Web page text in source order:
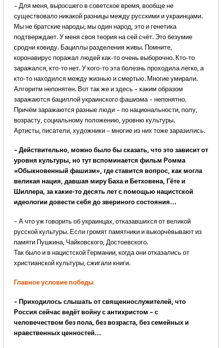
– Для меня, выросшего в советское время, вообще не
существовало никакой разницы между русскими и украинцами.
Мы не братские народы, мы один народ, это и генетика
подтверждает. У меня своя теория на сей счёт. Это безумие
сродни ковиду. Бациллы разделения живы. Помните,
коронавирус поражал людей как-то очень выборочно. Кто-то
заражался, кто-то нет. У кого-то эта болезнь проходила легко, а
кто-то находился между жизнью и смертью. Многие умирали.
Алгоритм непонятен. Вот так же и здесь – каким образом
заражаются бациллой украинского фашизма – непонятно.
Причём заражаются разные люди – по национальности, полу,
возрасту, социальному положению, уровню культуры.
Артисты, писатели, художники – многие из них тоже заразились.
– Действительно, можно было бы сказать, что это зависит от
уровня культуры, но тут вспоминается фильм Ромма
«Обыкновенный фашизм», где ставится вопрос, как могла
великая нация, давшая миру Баха и Бетховена, Гёте и
Шиллера, за какие-то десять лет с помощью нацистской
идеологии довести себя до звериного состояния…
– А что уж говорить об украинцах, отказавшихся от великой
русской культуры. Если громят памятники и выкорчёвывают из
памяти Пушкина, Чайковского, Достоевского.
Так было и в нацистской Германии, когда они отказались от
христианской культуры, сжигали книги.
Главное условие победы
– Приходилось слышать от священнослужителей, что
Россия сейчас ведёт войну с антихристом – с
человечеством без пола, без возраста, без семейных и
нравственных ценностей…